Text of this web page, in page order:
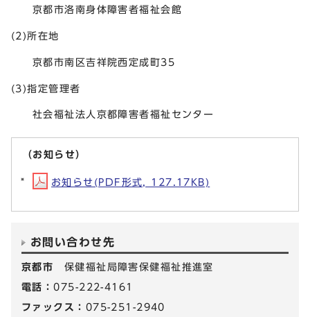
京都市洛南身体障害者福祉会館
(2)所在地
京都市南区吉祥院西定成町35
(3)指定管理者
社会福祉法人京都障害者福祉センター
（お知らせ）
お知らせ(PDF形式, 127.17KB)
お問い合わせ先
京都市 保健福祉局障害保健福祉推進室
電話：075-222-4161
ファックス： 075-251-2940